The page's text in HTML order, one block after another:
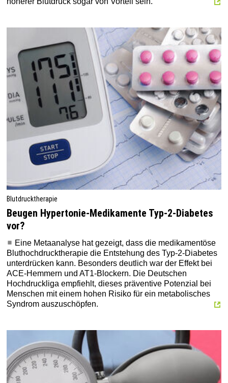
Blutdrucktherapie
Beugen Hypertonie-Medikamente Typ-2-Diabetes
vor?
Eine Metaanalyse hat gezeigt, dass die medikamentöse
Bluthochdrucktherapie die Entstehung des Typ-2-Diabetes
unterdrücken kann. Besonders deutlich war der Effekt bei
ACE-Hemmern und AT1-Blockern. Die Deutschen
Hochdruckliga empfiehlt, dieses präventive Potenzial bei
Menschen mit einem hohen Risiko für ein metabolisches
Syndrom auszuschöpfen.